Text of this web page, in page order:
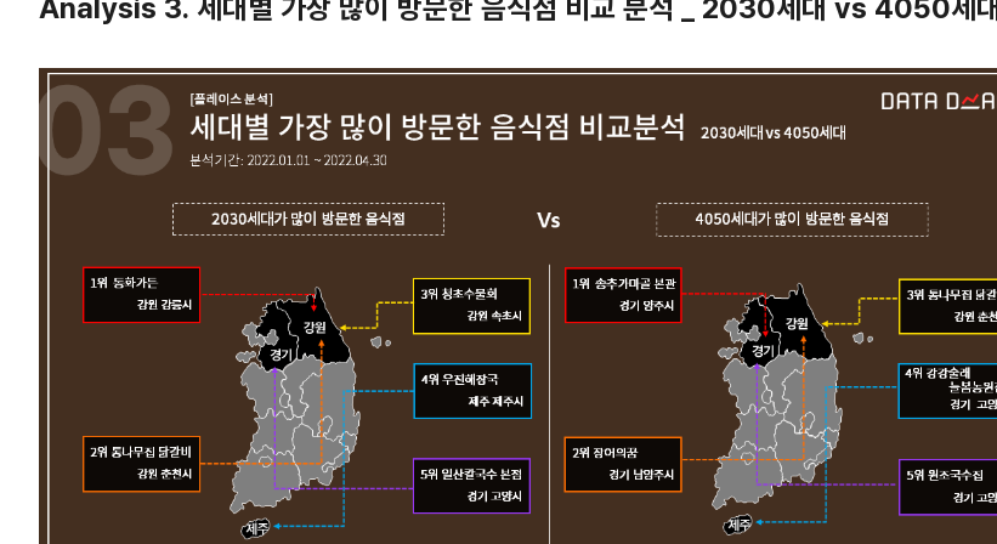
Analysis 3. 세대별 가장 많이 방문한 음식점 비교 분석 _ 2030세대 vs 4050세대